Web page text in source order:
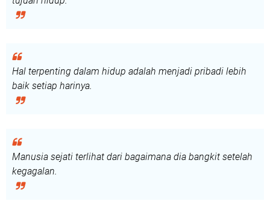
Hal terpenting dalam hidup adalah menjadi pribadi lebih
baik setiap harinya.
Manusia sejati terlihat dari bagaimana dia bangkit setelah
kegagalan.